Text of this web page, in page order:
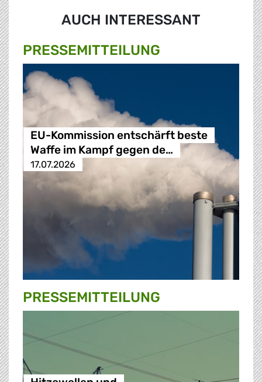
AUCH INTERESSANT
PRESSE­MITTEILUNG
EU-Kommission entschärft beste
Waffe im Kampf gegen de…
17.07.2026
PRESSE­MITTEILUNG